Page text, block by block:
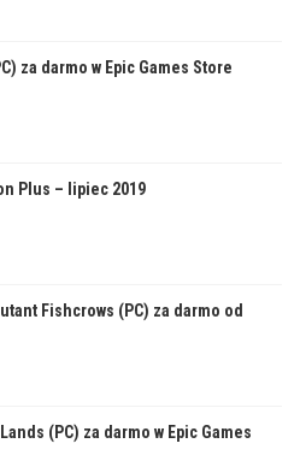
za darmo w Epic Games Store
Plus – lipiec 2019
Fishcrows (PC) za darmo od
(PC) za darmo w Epic Games